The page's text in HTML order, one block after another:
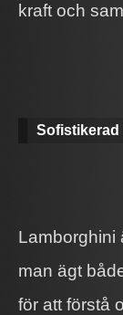
kraft och
Sofistikerad
Lamborghini
man ägt
för att förstå